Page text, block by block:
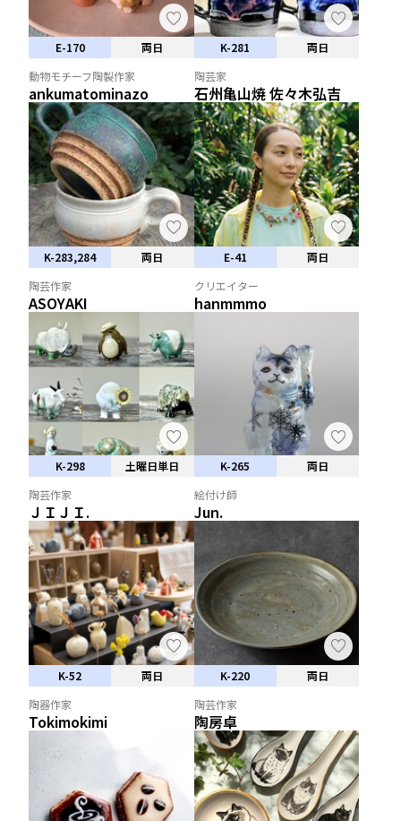
E-170
両日
動物モチーフ陶製作家
ankumatominazo
K-281
両日
陶芸家
石州亀山焼 佐々木弘吉
K-283,284
両日
陶芸作家
ASOYAKI
E-41
両日
クリエイター
hanmmmo
K-298
土曜日単日
陶芸作家
ＪＩＪＩ.
K-265
両日
絵付け師
Jun.
K-52
両日
陶器作家
Tokimokimi
K-220
両日
陶芸作家
陶房卓